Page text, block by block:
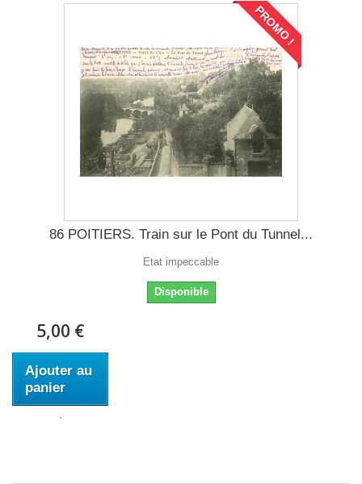
PROMO !
86 POITIERS. Train sur le Pont du Tunnel...
Etat impeccable
Disponible
5,00 €
Ajouter au
panier